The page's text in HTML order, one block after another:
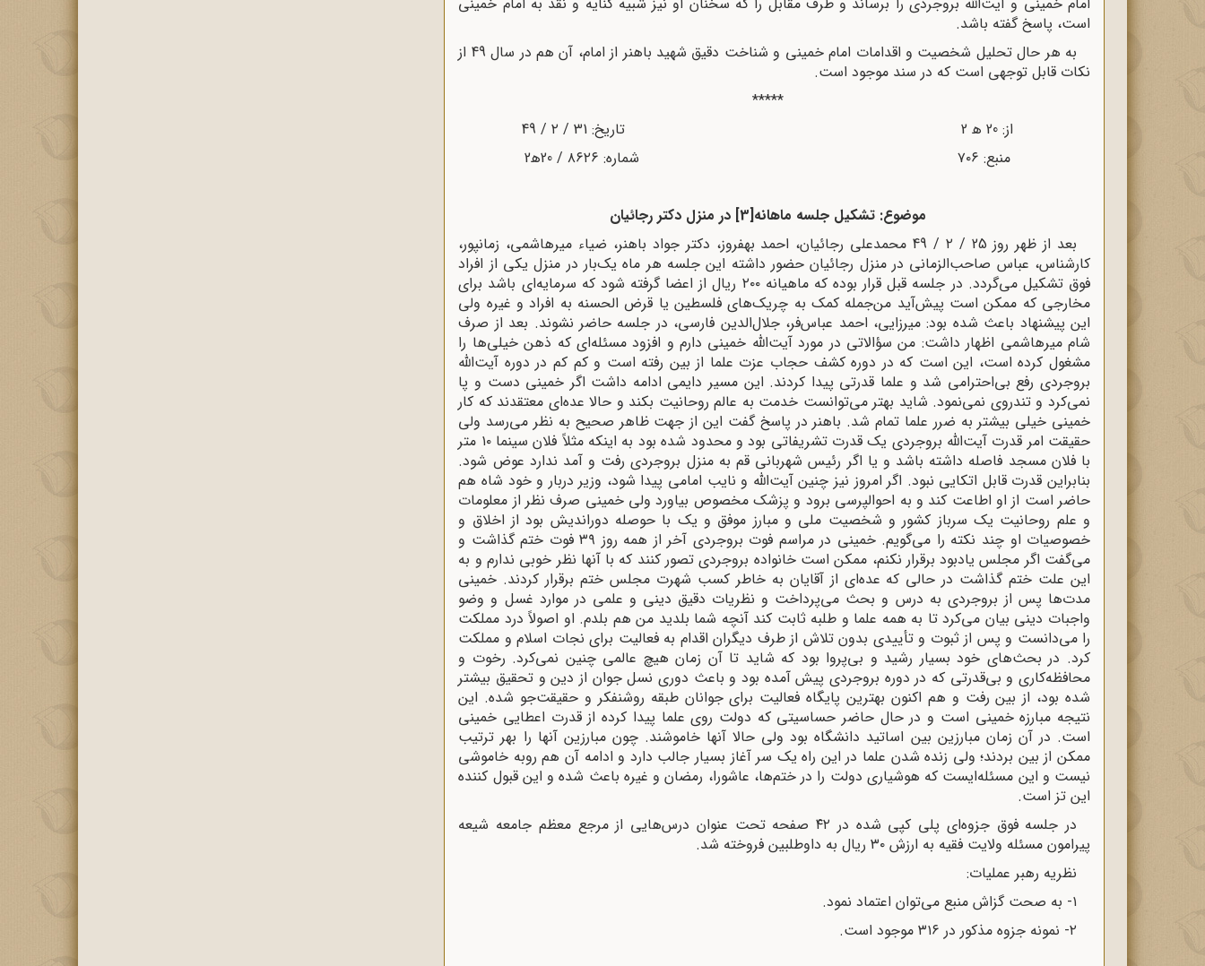
است، پاسخ گفته باشد.
به هر حال تحلیل شخصیت و اقدامات امام خمینی و شناخت دقیق شهید باهنر از امام، آن هم در سال 49 از
نکات قابل توجهی است که در سند موجود است.
*****
از: 20 ﻫ 2 تاریخ: 31 / ۲ / 49
منبع: ۷۰۶ شماره: ۸۶۲۶ / 20ﻫ2
موضوع: تشکیل جلسه ماهانه[3]
در منزل دکتر رجائیان
بعد از ظهر روز 25 / ۲ / 49 محمدعلی رجائیان، احمد بهفروز، دکتر جواد باهنر، ضیاء میرهاشمی، زمانپور،
کارشناس، عباس صاحب‌الزمانی در منزل رجائیان حضور داشته این جلسه هر ماه یک‌بار در منزل یکی از افراد
فوق تشکیل می‌گردد. در جلسه قبل قرار بوده که ماهیانه ۲۰۰ ریال از اعضا گرفته شود که سرمایه‌ای باشد برای
مخارجی که ممکن است پیش‌آید من‌جمله کمک به چریک‌های فلسطین یا قرض الحسنه به افراد و غیره ولی
این پیشنهاد باعث شده بود: میرزایی، احمد عباس‌فر، جلال‌الدین فارسی، در جلسه حاضر نشوند. بعد از صرف
شام میرهاشمی اظهار داشت: من سؤالاتی در مورد آیت‌الله خمینی دارم و افزود مسئله‌ای که ذهن خیلی‌ها را
مشغول کرده است، این است که در دوره کشف حجاب عزت علما از بین رفته است و کم کم در دوره آیت‌الله
بروجردی رفع بی‌احترامی ‌شد و علما قدرتی پیدا کردند. این مسیر دایمی ادامه داشت اگر خمینی دست و پا
نمی‌‌‌کرد و تندروی نمی‌‌نمود. شاید بهتر می‌توانست خدمت به عالم روحانیت بکند و حالا عده‌ای معتقدند که کار
خمینی خیلی بیشتر به ضرر علما تمام شد. باهنر در پاسخ گفت این از جهت ظاهر صحیح به نظر می‌رسد ولی
حقیقت امر قدرت آیت‌الله بروجردی یک قدرت تشریفاتی بود و محدود شده بود به اینکه مثلاً فلان سینما ۱۰ متر
با فلان مسجد فاصله داشته باشد و یا اگر رئیس شهربانی قم به منزل بروجردی رفت و آمد ندارد عوض شود.
بنابراین قدرت قابل اتکایی نبود. اگر امروز نیز چنین آیت‌الله و نایب امامی پیدا شود، وزیر دربار و خود شاه هم
حاضر است از او اطاعت کند و به احوالپرسی برود و پزشک مخصوص بیاورد ولی خمینی صرف نظر از معلومات
و علم روحانیت یک سرباز کشور و شخصیت ملی و مبارز موفق و یک با حوصله دوراندیش بود از اخلاق و
خصوصیات او چند نکته را می‌گویم. خمینی در مراسم فوت بروجردی آخر از همه روز ۳۹ فوت ختم گذاشت و
می‌گفت اگر مجلس یادبود برقرار نکنم، ممکن است خانواده بروجردی تصور کنند که با آنها نظر خوبی ندارم و به
این علت ختم گذاشت در حالی ‌که عده‌ای از آقایان به خاطر کسب شهرت مجلس ختم برقرار کردند. خمینی
مدت‌ها پس از بروجردی به درس و بحث می‌پرداخت و نظریات دقیق دینی و علمی ‌در موارد غسل و وضو
واجبات دینی بیان می‌کرد تا به همه علما و طلبه ثابت کند آنچه شما بلدید من هم بلدم. او اصولاً درد مملکت
را می‌دانست و پس از ثبوت و تأییدی بدون تلاش از طرف دیگران اقدام به فعالیت برای نجات اسلام و مملکت
کرد. در بحث‌های خود بسیار رشید و بی‌پروا بود که شاید تا آن زمان هیچ عالمی چنین نمی‌‌‌کرد. رخوت و
محافظه‌کاری و بی‌قدرتی که در دوره بروجردی پیش آمده بود و باعث دوری نسل جوان از دین و تحقیق بیشتر
شده بود، از بین رفت و هم اکنون بهترین پایگاه فعالیت برای جوانان طبقه روشنفکر و حقیقت‌جو شده. این
نتیجه مبارزه خمینی است و در حال حاضر حساسیتی که دولت روی علما پیدا کرده از قدرت اعطایی خمینی
است. در آن زمان مبارزین بین اساتید دانشگاه بود ولی حالا آنها خاموشند. چون مبارزین آنها را بهر ترتیب
ممکن از بین بردند؛ ولی زنده شدن علما در این راه یک سر آغاز بسیار جالب دارد و ادامه آن هم روبه خاموشی
نیست و این مسئله‌ایست که هوشیاری دولت را در ختم‌ها، عاشورا، رمضان و غیره باعث شده و این قبول کننده
این تز است.
در جلسه فوق جزوه‌ای پلی کپی شده در ۴۲ صفحه تحت عنوان درس‌هایی از مرجع معظم جامعه شیعه
پیرامون مسئله ولایت فقیه به ارزش ۳۰ ریال به داوطلبین فروخته شد.
نظریه رهبر عملیات:
١- به صحت گزاش منبع می‌توان اعتماد نمود.
۲- نمونه جزوه مذکور در ۳۱۶ موجود است.